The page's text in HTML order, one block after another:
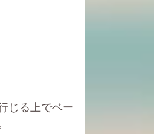
じる上でベー